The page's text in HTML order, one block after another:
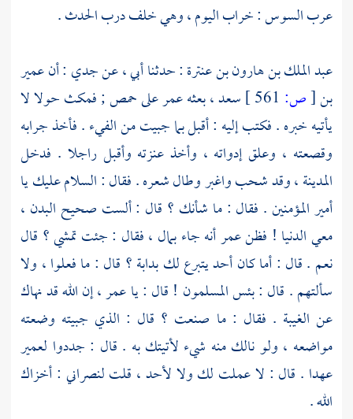
عرب السوس: خراب اليوم ، وهي خلفدرب الحدث.
عبد الملك بن هارون بن عنترة: حدثنا أبي ، عن جدي : أنعمير
بن[ص: سعد، بعثهعمرعلىحمص; فمكث حولا لا
يأتيه خبره . فكتب إليه : أقبل بما جبيت من الفيء . فأخذ جرابه
وقصعته ، وعلق إدواته ، وأخذ عنزته وأقبل راجلا . فدخل
المدينة، وقد شحب واغبر وطال شعره . فقال : السلام عليك يا
أمير المؤمنين . فقال : ما شأنك ؟ قال : ألست صحيح البدن ،
معي الدنيا ! فظنعمرأنه جاء بمال ، فقال : جئت تمشي ؟ قال
نعم . قال : أما كان أحد يتبرع لك بدابة ؟ قال : ما فعلوا ، ولا
سألتهم . قال : بئس المسلمون ! قال : ياعمر، إن الله قد نهاك
عن الغيبة . فقال : ما صنعت ؟ قال : الذي جبيته وضعته
مواضعه ، ولو نالك منه شيء لأتيتك به . قال : جددوا لعمير
عهدا . قال : لا عملت لك ولا لأحد ، قلت لنصراني : أخزاك
الله .